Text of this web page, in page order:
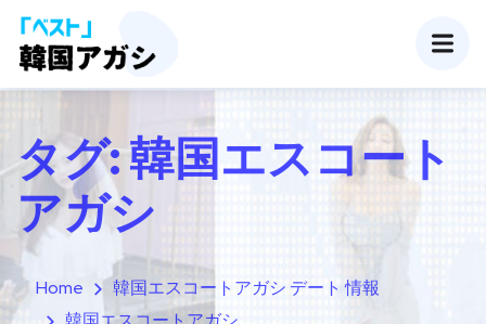
タグ:韓国エスコート
アガシ
Home
韓国エスコートアガシ デート 情報